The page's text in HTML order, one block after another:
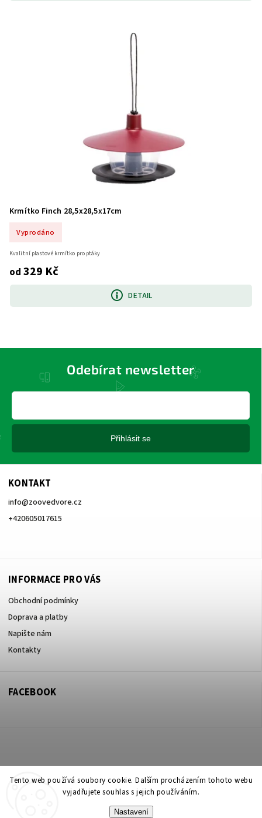
Tento web používá soubory cookie. Dalším procházením tohoto webu
vyjadřujete souhlas s jejich používáním.
Nastavení
Krmítko Finch 28,5x28,5x17cm
Vyprodáno
od 329 Kč
DETAIL
Kvalitní plastové krmítko pro ptáky
KONTAKT
info@zoovedvore.cz
+420605017615
INFORMACE PRO VÁS
Obchodní podmínky
Doprava a platby
Napište nám
Kontakty
Odebírat newsletter
Přihlásit se
FACEBOOK
Copyright 2026 ZOO ve dvoře Praha 5. Všechna práva vyhrazena.
Upravit nastavení cookies